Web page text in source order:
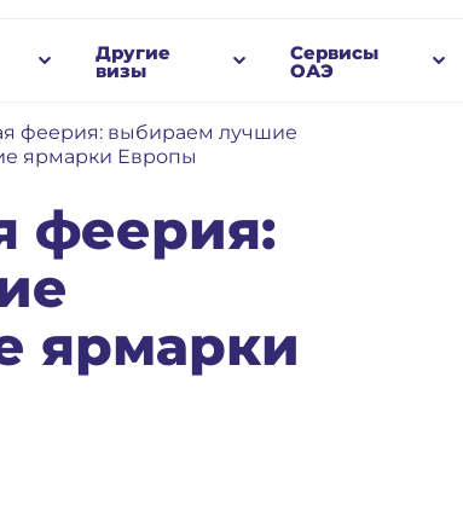
Другие
визы
Сервисы
ОАЭ
феерия: выбираем лучшие
ярмарки Европы
феерия:
ярмарки